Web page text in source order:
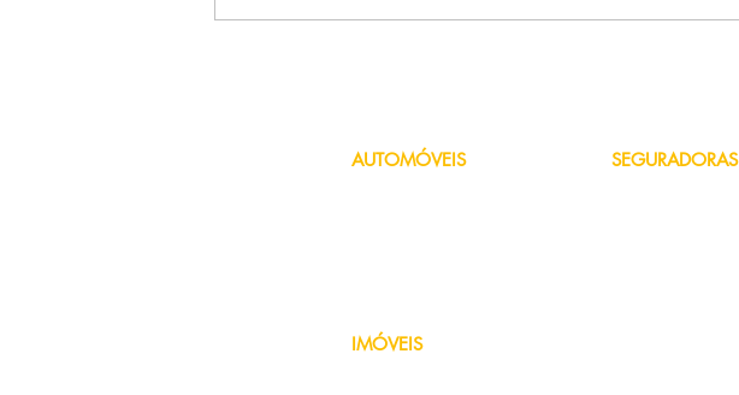
AUTOMÓVEIS
IMÓVEIS
SEGURADORAS